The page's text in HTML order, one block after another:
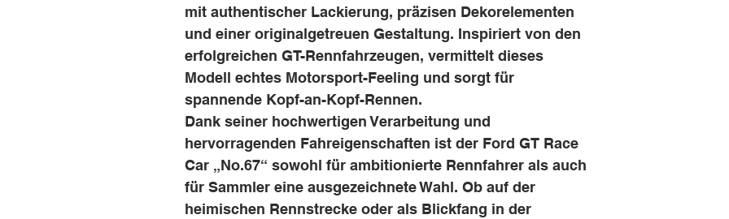
mit authentischer Lackierung, präzisen Dekorelementen
und einer originalgetreuen Gestaltung. Inspiriert von den
erfolgreichen GT-Rennfahrzeugen, vermittelt dieses
Modell echtes Motorsport-Feeling und sorgt für
spannende Kopf-an-Kopf-Rennen.
Dank seiner hochwertigen Verarbeitung und
hervorragenden Fahreigenschaften ist der Ford GT Race
Car „No.67“ sowohl für ambitionierte Rennfahrer als auch
für Sammler eine ausgezeichnete Wahl. Ob auf der
heimischen Rennstrecke oder als Blickfang in der